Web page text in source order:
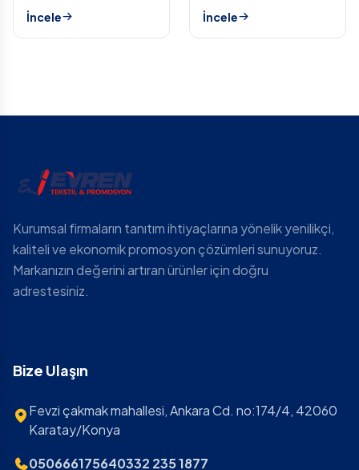
İncele İncele
Kurumsal firmaların tanıtım ihtiyaçlarına yönelik yenilikçi,
kaliteli ve ekonomik promosyon çözümleri sunuyoruz.
Markanızın değerini artıran ürünler için doğru
adrestesiniz.
Bize Ulaşın
Fevzi çakmak mahallesi, Ankara Cd. no:174/4, 42060
Karatay/Konya
050666175640332 235 1877